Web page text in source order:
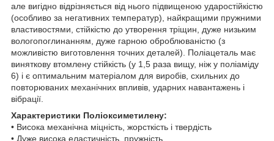
але вигідно відрізняється від нього підвищеною ударостійкістю
(особливо за негативних температур), найкращими пружними
властивостями, стійкістю до утворення тріщин, дуже низьким
вологопоглинанням, дуже гарною оброблюваністю (з
можливістю виготовлення точних деталей). Поліацеталь має
виняткову втомлену стійкість (у 1,5 раза вищу, ніж у поліаміду
6) і є оптимальним матеріалом для виробів, схильних до
повторюваних механічних впливів, ударних навантажень і
вібрації.
Характеристики Поліоксиметилену:
• Висока механічна міцність, жорсткість і твердість
• Дуже висока еластичність, пружність